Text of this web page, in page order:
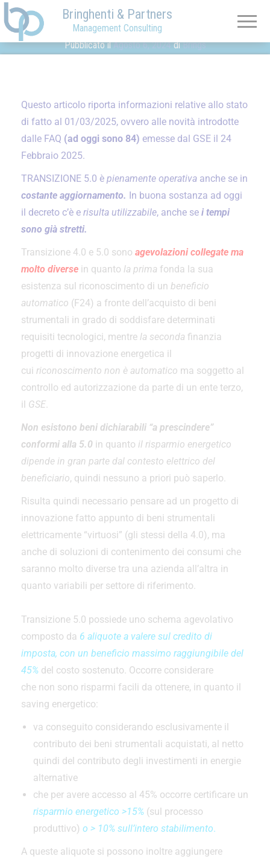
Bringhenti & Partners
Management Consulting
Pubblicato ilAgosto 6, 2024diBrings
Questo articolo riporta informazioni relative allo stato
di fatto al 01/03/2025, ovvero alle novità introdotte
dalle FAQ (ad oggi sono 84) emesse dal GSE il 24
Febbraio 2025.
TRANSIZIONE 5.0 è pienamente operativa anche se in
costante aggiornamento. In buona sostanza ad oggi
il decreto c’è e risulta utilizzabile, anche se i tempi
sono già stretti.
Transizione 4.0 e 5.0 sono agevolazioni collegate ma
molto diverse in quanto la prima fonda la sua
esistenza sul riconoscimento di un beneficio
automatico (F24) a fronte dell’acquisto di beni
strumentali in grado di soddisfare determinati
requisiti tecnologici, mentre la seconda finanzia
progetti di innovazione energetica il
cui riconoscimento non è automatico ma soggetto al
controllo ed autorizzazione da parte di un ente terzo,
il GSE.
Non esistono beni dichiarabili “a prescindere”
conformi alla 5.0 in quanto il risparmio energetico
dipende in gran parte dal contesto elettrico del
beneficiario, quindi nessuno a priori può saperlo.
Risulta quindi necessario pensare ad un progetto di
innovazione fatto appunto di beni strumentali
elettricamente “virtuosi” (gli stessi della 4.0), ma
anche di soluzioni di contenimento dei consumi che
saranno molto diverse tra una azienda all’altra in
quanto variabili per settore di riferimento.
Transizione 5.0 possiede uno schema agevolativo
composto da 6 aliquote a valere sul credito di
imposta, con un beneficio massimo raggiungibile del
45% del costo sostenuto. Occorre considerare
che non sono risparmi facili da ottenere, in quanto il
saving energetico:
va conseguito considerando esclusivamente il
contributo dei beni strumentali acquistati, al netto
quindi del contributo degli investimenti in energie
alternative
che per avere accesso al 45% occorre certificare un
risparmio energetico >15% (sul processo
produttivo) o > 10% sull’intero stabilimento.
A queste aliquote si possono inoltre aggiungere
×